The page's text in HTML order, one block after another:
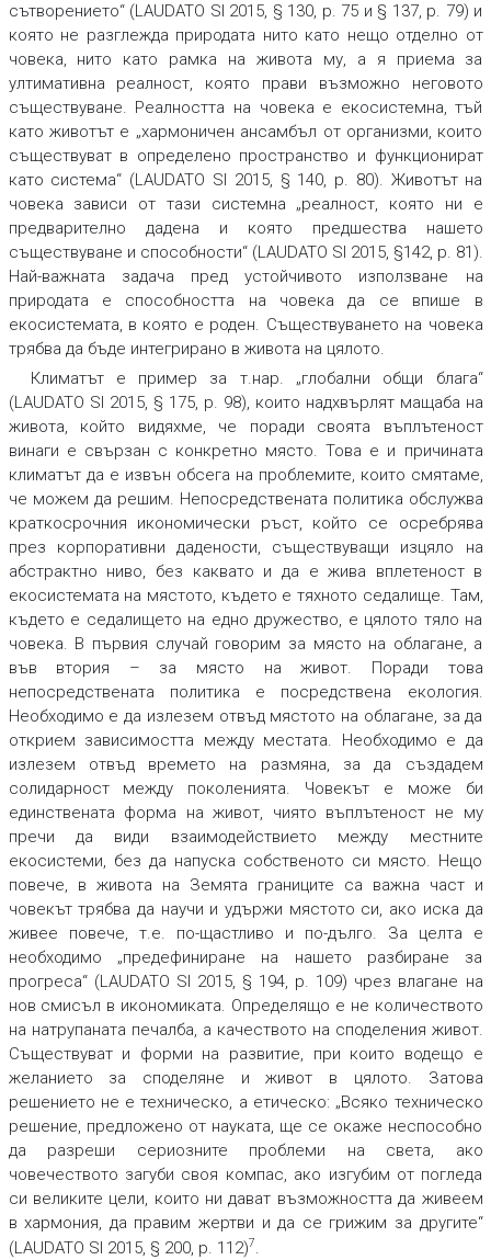
сътворението“ (LAUDATO SI 2015, § 130, p. 75 и § 137, p. 79) и
която не разглежда природата нито като нещо отделно от
човека, нито като рамка на живота му, а я приема за
ултимативна реалност, която прави възможно неговото
съществуване. Реалността на човека е екосистемна, тъй
като животът е „хармоничен ансамбъл от организми, които
съществуват в определено пространство и функционират
като система“ (LAUDATO SI 2015, § 140, p. 80). Животът на
човека зависи от тази системна „реалност, която ни е
предварително дадена и която предшества нашето
съществуване и способности“ (LAUDATO SI 2015, §142, p. 81).
Най-важната задача пред устойчивото използване на
природата е способността на човека да се впише в
екосистемата, в която е роден. Съществуването на човека
трябва да бъде интегрирано в живота на цялото.
Климатът е пример за т.нар. „глобални общи блага“
(LAUDATO SI 2015, § 175, p. 98), които надхвърлят мащаба на
живота, който видяхме, че поради своята въплътеност
винаги е свързан с конкретно място. Това е и причината
климатът да е извън обсега на проблемите, които смятаме,
че можем да решим. Непосредствената политика обслужва
краткосрочния икономически ръст, който се осребрява
през корпоративни дадености, съществуващи изцяло на
абстрактно ниво, без каквато и да е жива вплетеност в
екосистемата на мястото, където е тяхното седалище. Там,
където е седалището на едно дружество, е цялото тяло на
човека. В първия случай говорим за място на облагане, а
във втория – за място на живот. Поради това
непосредствената политика е посредствена екология.
Необходимо е да излезем отвъд мястото на облагане, за да
открием зависимостта между местата. Необходимо е да
излезем отвъд времето на размяна, за да създадем
солидарност между поколенията. Човекът е може би
единствената форма на живот, чиято въплътеност не му
пречи да види взаимодействието между местните
екосистеми, без да напуска собственото си място. Нещо
повече, в живота на Земята границите са важна част и
човекът трябва да научи и удържи мястото си, ако иска да
живее повече, т.е. по-щастливо и по-дълго. За целта е
необходимо „предефиниране на нашето разбиране за
прогреса“ (LAUDATO SI 2015, § 194, p. 109) чрез влагане на
нов смисъл в икономиката. Определящо е не количеството
на натрупаната печалба, а качеството на споделения живот.
Съществуват и форми на развитие, при които водещо е
желанието за споделяне и живот в цялото. Затова
решението не е техническо, а етическо: „Всяко техническо
решение, предложено от науката, ще се окаже неспособно
да разреши сериозните проблеми на света, ако
човечеството загуби своя компас, ако изгубим от погледа
си великите цели, които ни дават възможността да живеем
в хармония, да правим жертви и да се грижим за другите“
(LAUDATO SI 2015, § 200, p. 112)7.